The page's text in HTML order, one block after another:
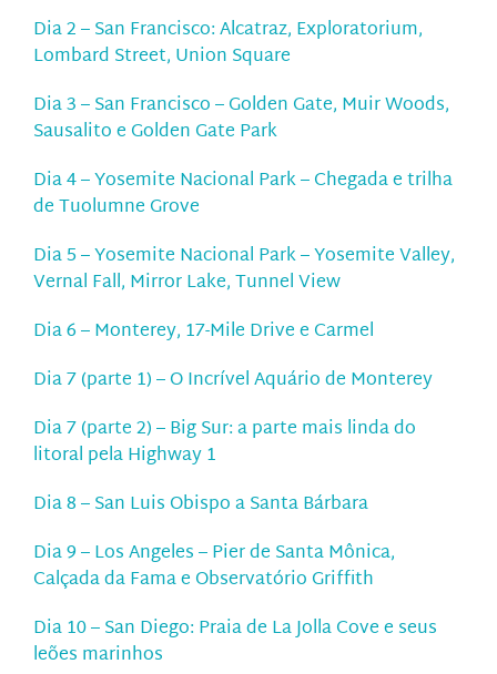
Dia 2 – San Francisco: Alcatraz, Exploratorium,
Lombard Street, Union Square
Dia 3 – San Francisco – Golden Gate, Muir Woods,
Sausalito e Golden Gate Park
Dia 4 – Yosemite Nacional Park – Chegada e trilha
de Tuolumne Grove
Dia 5 – Yosemite Nacional Park – Yosemite Valley,
Vernal Fall, Mirror Lake, Tunnel View
Dia 6 – Monterey, 17-Mile Drive e Carmel
Dia 7 (parte 1) – O Incrível Aquário de Monterey
Dia 7 (parte 2) – Big Sur: a parte mais linda do
litoral pela Highway 1
Dia 8 – San Luis Obispo a Santa Bárbara
Dia 9 – Los Angeles – Pier de Santa Mônica,
Calçada da Fama e Observatório Griffith
Dia 10 – San Diego: Praia de La Jolla Cove e seus
leões marinhos